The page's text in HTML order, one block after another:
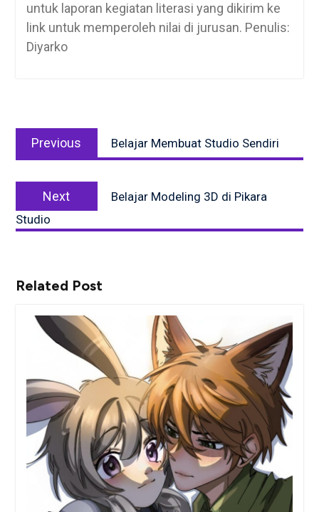
untuk laporan kegiatan literasi yang dikirim ke
link untuk memperoleh nilai di jurusan. Penulis:
Diyarko
navigation
Previous
post:
Belajar Membuat Studio Sendiri
Next
post:
Belajar Modeling 3D di Pikara
Studio
Related Post